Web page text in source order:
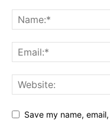
Save my name,